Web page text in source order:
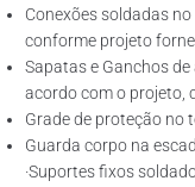
Conexões soldadas
conforme projeto
Sapatas e Ganchos
acordo com o projeto,
Grade de proteção no
Guarda corpo na
·Suportes fixos